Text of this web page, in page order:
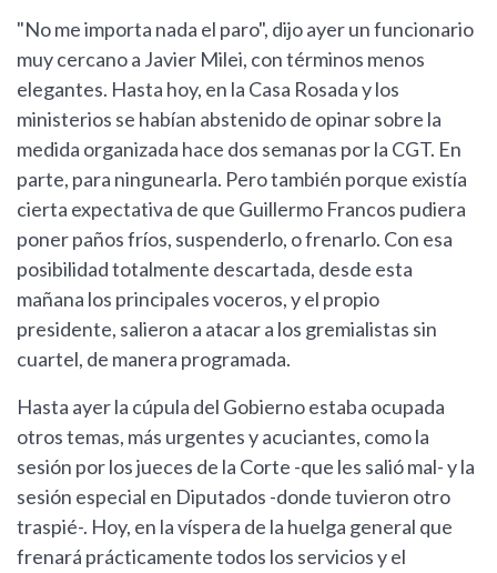
"No me importa nada el paro", dijo ayer un funcionario
muy cercano a Javier Milei, con términos menos
elegantes. Hasta hoy, en la Casa Rosada y los
ministerios se habían abstenido de opinar sobre la
medida organizada hace dos semanas por la CGT. En
parte, para ningunearla. Pero también porque existía
cierta expectativa de que Guillermo Francos pudiera
poner paños fríos, suspenderlo, o frenarlo. Con esa
posibilidad totalmente descartada, desde esta
mañana los principales voceros, y el propio
presidente, salieron a atacar a los gremialistas sin
cuartel, de manera programada.
Hasta ayer la cúpula del Gobierno estaba ocupada
otros temas, más urgentes y acuciantes, como la
sesión por los jueces de la Corte -que les salió mal- y la
sesión especial en Diputados -donde tuvieron otro
traspié-. Hoy, en la víspera de la huelga general que
frenará prácticamente todos los servicios y el